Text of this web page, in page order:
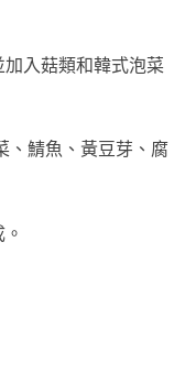
入菇類和韓式泡菜
、鯖魚、黃豆芽、腐